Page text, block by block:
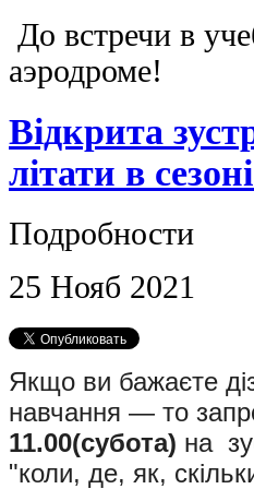
До встречи в
аэродроме!
Відкрита
літати в
Подробности
25 Нояб 2021
Якщо ви бажаєте
навчання — то
11.00(субота) на
"коли, де, як,